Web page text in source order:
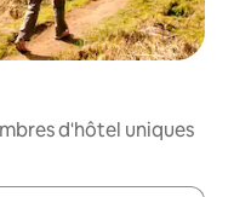
d'hôtel uniques